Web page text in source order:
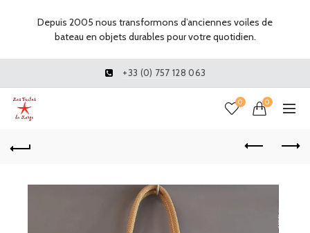
+33 (0) 757 128 063
0 0
Depuis 2005 nous transformons d’anciennes voiles de
bateau en objets durables pour votre quotidien.